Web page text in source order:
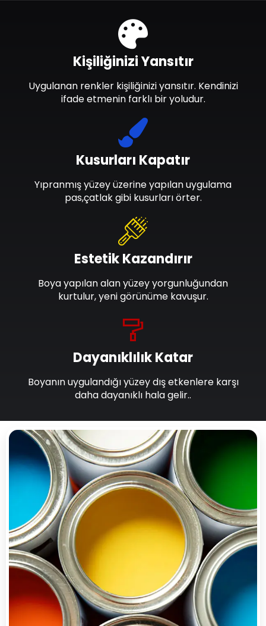
Dayanıklılık Katar
Boyanın uygulandığı yüzey dış etkenlere karşı
daha dayanıklı hala gelir..
Estetik Kazandırır
Boya yapılan alan yüzey yorgunluğundan
kurtulur, yeni görünüme kavuşur.
Kusurları Kapatır
Yıpranmış yüzey üzerine yapılan uygulama
pas,çatlak gibi kusurları örter.
Kişiliğinizi Yansıtır
Uygulanan renkler kişiliğinizi yansıtır. Kendinizi
ifade etmenin farklı bir yoludur.